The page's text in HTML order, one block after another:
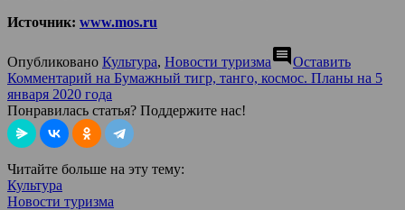
Источник: www.mos.ru
Опубликовано Культура, Новости туризмаcomment Оставить
Комментарий на Бумажный тигр, танго, космос. Планы на 5
января 2020 года
Понравилась статья? Поддержите нас!
Читайте больше на эту тему:
Культура
Новости туризма